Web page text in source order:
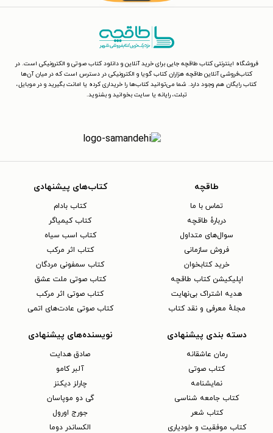
فروشگاه اینترنتی کتاب طاقچه جایی برای خرید آنلاین و دانلود کتاب صوتی و الکترونیکی است. در
کتاب‌فروشی آنلاین طاقچه هزاران کتاب گویا و الکترونیکی در دسترس است که در میان آن‌ها
کتاب رایگان هم وجود دارد. شما می‌توانید کتاب‌ها را خریداری کرده یا امانت بگیرید و در موبایل،
تبلت، رایانه یا سایت بخوانید و بشنوید.
طاقچه
تماس با ما
دربارهٔ طاقچه
سوال‌های متداول
فروش سازمانی
خرید کتابخوان
اپلیکیشن کتاب طاقچه
هدیه اشتراک بی‌نهایت
مجلهٔ معرفی و نقد کتاب
کتاب‌های پیشنهادی
کتاب بادام
کتاب کیمیاگر
کتاب اسب سیاه
کتاب اثر مرکب
کتاب سمفونی مردگان
کتاب صوتی ملت عشق
کتاب صوتی اثر مرکب
کتاب صوتی عادت‌های اتمی
دسته بندی پیشنهادی
رمان عاشقانه
کتاب‌ صوتی
نمایشنامه
کتاب جامعه شناسی
کتاب شعر
کتاب موفقیت و خودیاری
نویسنده‌های پیشنهادی
صادق هدایت
آلبر کامو
چارلز دیکنز
گی دو موپاسان
جورج اورول
الکساندر دوما